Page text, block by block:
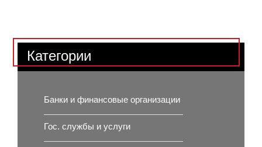
Категории
Банки и финансовые организации
Гос. службы и услуги